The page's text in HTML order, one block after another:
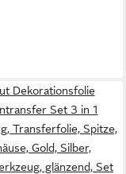
Dekorationsfolie
Set 3 in 1
Transferfolie, Spitze,
Gold, Silber,
glänzend, Set